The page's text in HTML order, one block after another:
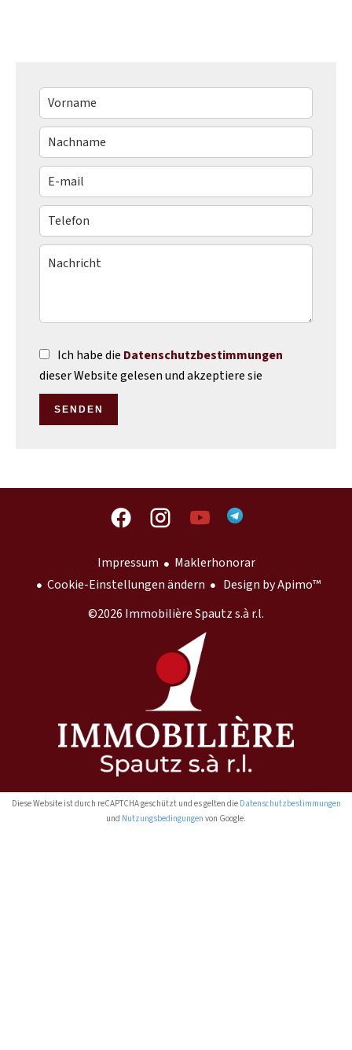
Ich habe die Datenschutzbestimmungen
dieser Website gelesen und akzeptiere sie
SENDEN
Impressum
Maklerhonorar
Cookie-Einstellungen ändern
Design byApimo™
©2026 Immobilière Spautz s.à r.l.
Diese Website ist durch reCAPTCHA geschützt und es gelten die Datenschutzbestimmungen
und Nutzungsbedingungen von Google.